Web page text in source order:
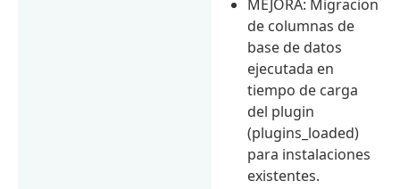
MEJORA: Migracion
de columnas de
base de datos
ejecutada en
tiempo de carga
del plugin
(plugins_loaded)
para instalaciones
existentes.